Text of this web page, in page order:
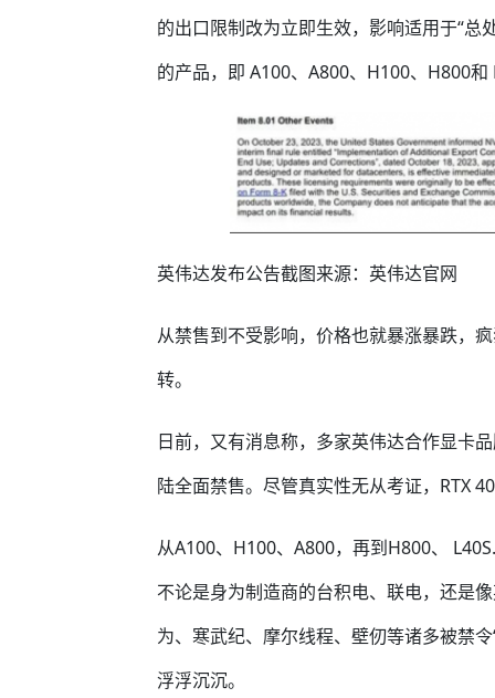
的出口限制改为立即生效，影响适用于“总
的产品，即 A100、A800、H100、H800和
英伟达发布公告截图来源：英伟达官网
从禁售到不受影响，价格也就暴涨暴跌，
转。
日前，又有消息称，多家英伟达合作显卡
陆全面禁售。尽管真实性无从考证，RTX
从A100、H100、A800，再到H800、
不论是身为制造商的台积电、联电，还是
为、寒武纪、摩尔线程、壁仞等诸多被禁
浮浮沉沉。